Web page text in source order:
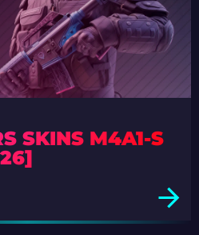
SKINS M4A1-S